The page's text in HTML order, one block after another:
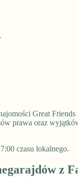
Great
prawa oraz
czasu lokalnego.
z